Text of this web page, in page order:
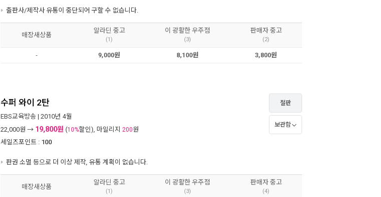
출판사/제작사 유통이 중단되어 구할 수 없습니다.
매장새상품
알라딘 중고
(1)
이 광활한 우주점
(3)
판매자 중고
(2)
- 9,000원 8,100원 3,800원
수퍼 와이 2탄
EBS교육방송 | 2010년 4월
22,000원 → 19,800원 (10%할인), 마일리지 200원
세일즈포인트 : 100
판권 소멸 등으로 더 이상 제작, 유통 계획이 없습니다.
절판
보관함
매장새상품
알라딘 중고
(1)
이 광활한 우주점
(3)
판매자 중고
(4)